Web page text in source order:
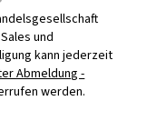
und
kann jederzeit
Abmeldung -
werden.